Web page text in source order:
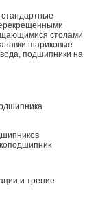
столами
шариковые
подшипники на
и трение